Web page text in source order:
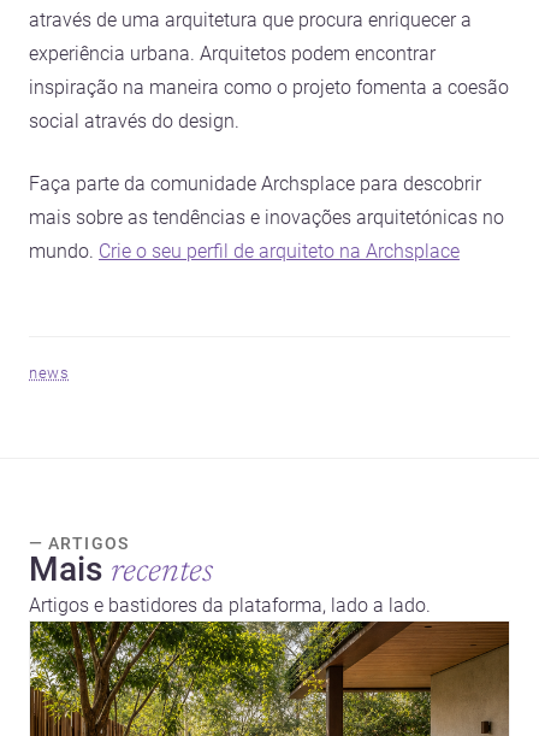
através de uma arquitetura que procura enriquecer a
experiência urbana. Arquitetos podem encontrar
inspiração na maneira como o projeto fomenta a coesão
social através do design.
Faça parte da comunidade Archsplace para descobrir
mais sobre as tendências e inovações arquitetónicas no
mundo. Crie o seu perfil de arquiteto na Archsplace
news
— ARTIGOS
Mais recentes
Artigos e bastidores da plataforma, lado a lado.